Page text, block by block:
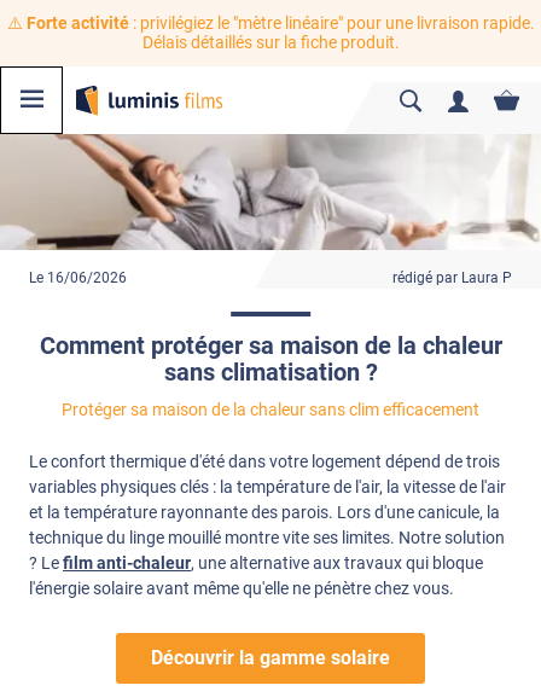
⚠️ Forte activité: privilégiez le "mètre linéaire" pour une livraison rapide.
Délais détaillés sur la fiche produit.
Le 16/06/2026 rédigé par Laura P
Comment protéger sa maison de la chaleur
sans climatisation ?
Protéger sa maison de la chaleur sans clim efficacement
Le confort thermique d'été dans votre logement dépend de trois
variables physiques clés : la température de l'air, la vitesse de l'air
et la température rayonnante des parois. Lors d'une canicule, la
technique du linge mouillé montre vite ses limites. Notre solution
? Lefilm anti-chaleur, une alternative aux travaux qui bloque
l'énergie solaire avant même qu'elle ne pénètre chez vous.
Découvrir la gamme solaire